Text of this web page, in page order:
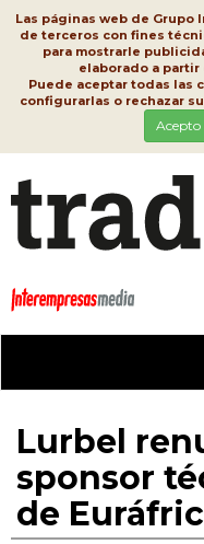
Las páginas web de Grupo
de terceros con fines
para mostrarle
elaborado a
Puede aceptar todas las
configurarlas o rechazar su
Acepto
Lurbel
sponsor
de